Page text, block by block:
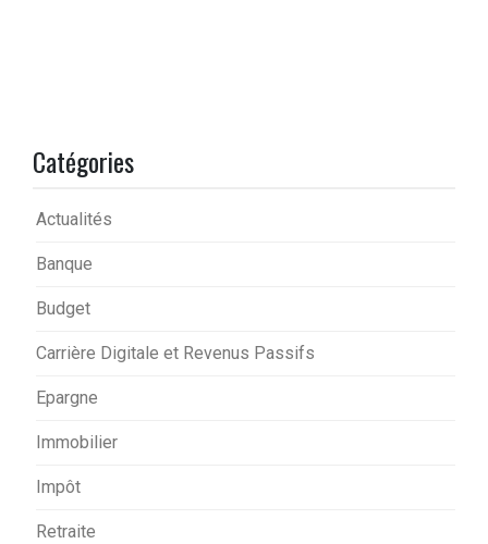
Catégories
Actualités
Banque
Budget
Carrière Digitale et Revenus Passifs
Epargne
Immobilier
Impôt
Retraite